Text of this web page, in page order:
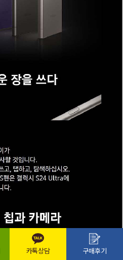
카톡상담 구매후기